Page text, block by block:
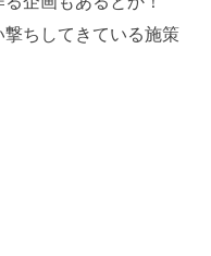
ちしてきている施策